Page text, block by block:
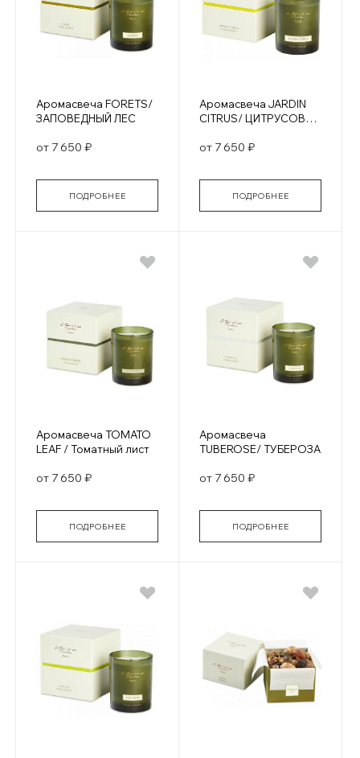
Аромасвеча FORETS/
ЗАПОВЕДНЫЙ ЛЕС
от 7 650 ₽
ПОДРОБНЕЕ
Аромасвеча JARDIN
CITRUS/ ЦИТРУСОВЫЕ
от 7 650 ₽
ПОДРОБНЕЕ
Аромасвеча TOMATO
LEAF / Томатный лист
от 7 650 ₽
ПОДРОБНЕЕ
Аромасвеча
TUBEROSE/ ТУБЕРОЗА
от 7 650 ₽
ПОДРОБНЕЕ